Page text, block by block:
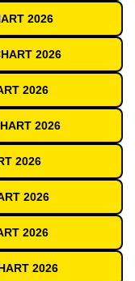
2026
2026
2026
2026
2026
2026
2026
2026